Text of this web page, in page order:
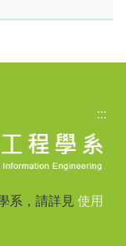
:::
系，請詳見 使用